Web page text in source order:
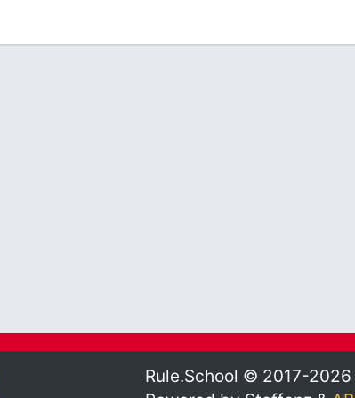
Rule.School © 2017-2026